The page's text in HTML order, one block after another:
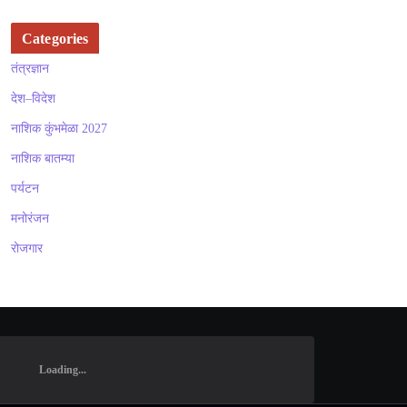
Categories
तंत्रज्ञान
देश–विदेश
नाशिक कुंभमेळा 2027
नाशिक बातम्या
पर्यटन
मनोरंजन
रोजगार